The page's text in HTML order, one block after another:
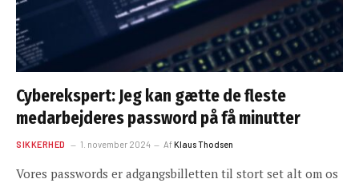
Cyberekspert: Jeg kan gætte de fleste
medarbejderes password på få minutter
SIKKERHED 1. november 2024 AfKlaus Thodsen
Vores passwords er adgangsbilletten til stort set alt om os